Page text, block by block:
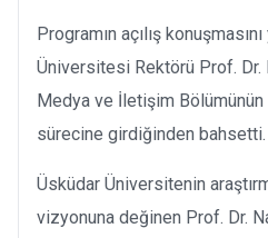
Programın açılış
Üniversitesi Rektörü Prof. Dr.
Medya ve İletişim
sürecine girdiğinden bahsetti.
Üsküdar Üniversitenin
vizyonuna değinen Prof. Dr.